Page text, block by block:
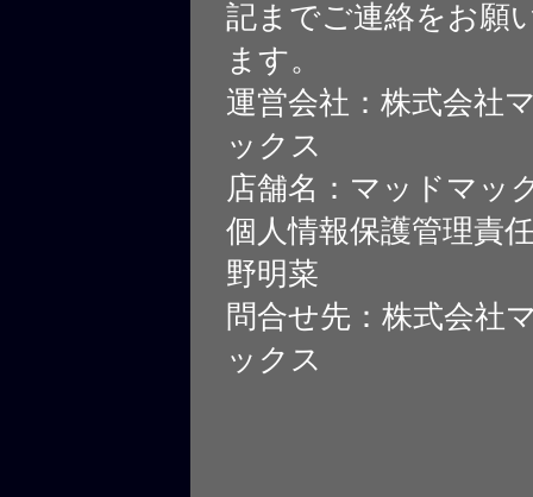
記までご連絡をお願
ます。
運営会社：株式会社
ックス
店舗名：マッドマッ
個人情報保護管理責
野明菜
問合せ先：株式会社
ックス